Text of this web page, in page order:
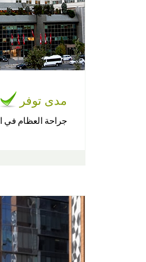
مدى توفر
جراحة العظام في